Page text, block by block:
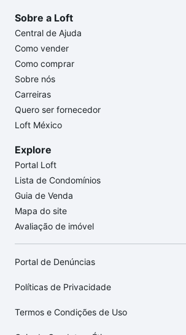
Sobre a Loft
Central de Ajuda
Como vender
Como comprar
Sobre nós
Carreiras
Quero ser fornecedor
Loft México
Explore
Portal Loft
Lista de Condomínios
Guia de Venda
Mapa do site
Avaliação de imóvel
Portal de Denúncias
Políticas de Privacidade
Termos e Condições de Uso